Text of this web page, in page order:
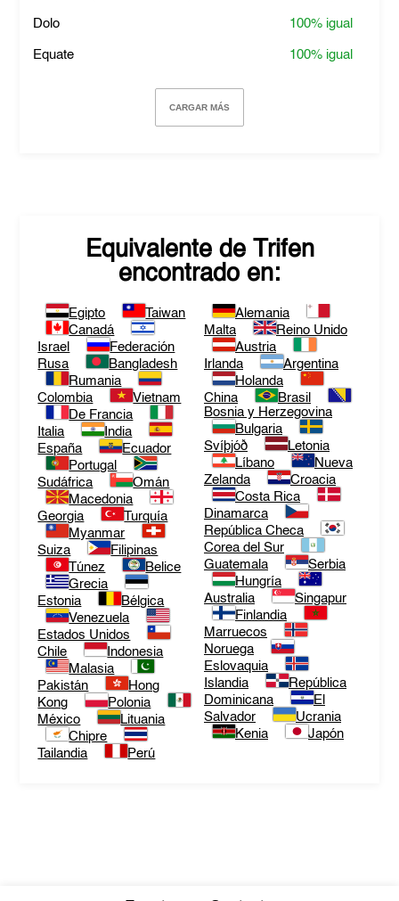
Dolo 100% igual
Equate 100% igual
CARGAR MÁS
Equivalente de
Trifen
encontrado en:
Egipto
Taiwan
Canadá
Israel
Federación
Rusa
Bangladesh
Rumania
Colombia
Vietnam
De Francia
Italia
India
España
Ecuador
Portugal
Sudáfrica
Omán
Macedonia
Georgia
Turquía
Myanmar
Suiza
Filipinas
Túnez
Belice
Grecia
Estonia
Bélgica
Venezuela
Estados Unidos
Chile
Indonesia
Malasia
Pakistán
Hong
Kong
Polonia
México
Lituania
Chipre
Tailandia
Perú
Alemania
Malta
Reino Unido
Austria
Irlanda
Argentina
Holanda
China
Brasil
Bosnia y Herzegovina
Bulgaria
Svíþjóð
Letonia
Líbano
Nueva
Zelanda
Croacia
Costa Rica
Dinamarca
República Checa
Corea del Sur
Guatemala
Serbia
Hungría
Australia
Singapur
Finlandia
Marruecos
Noruega
Eslovaquia
Islandia
República
Dominicana
El
Salvador
Ucrania
Kenia
Japón